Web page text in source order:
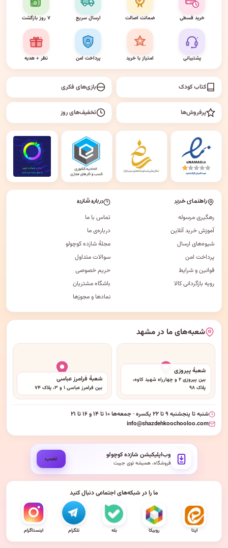
خرید قسطی ضمانت اصالت ارسال سریع ۷ روز بازگشت
پشتیبانی امتیاز با خرید پرداخت امن نظر + هدیه
کتاب کودک بازی‌های فکری
پرفروش‌ها تخفیف‌های روز
راهنمای خرید
رهگیری مرسوله
آموزش خرید آنلاین
شیوه‌های ارسال
پرداخت امن
قوانین و شرایط
رویه بازگردانی کالا
درباره شازده
تماس با ما
درباره‌ی ما
مجلهٔ شازده کوچولو
سوالات متداول
حریم خصوصی
باشگاه مشتریان
نمادها و مجوزها
شعبه‌های ما در مشهد
شعبهٔ پیروزی
بین پیروزی ۲ و چهارراه شهید کاوه،
پلاک ۹۸
شعبهٔ فرامرز عباسی
بین فرامرز عباسی ۱ و ۳، پلاک ۷۴
شنبه تا پنجشنبه ۹ تا ۲۲ یکسره · جمعه‌ها ۱۰ تا ۱۴ و ۱۶ تا ۲۱
info@shazdehkoochooloo.com
وب‌اپلیکیشن شازده کوچولو
فروشگاه، همیشه توی جیبت نصب
ما را در شبکه‌های اجتماعی دنبال کنید
ایتا روبیکا بله تلگرام اینستاگرام